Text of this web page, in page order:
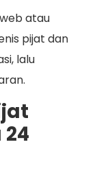
atau
pijat dan
lalu